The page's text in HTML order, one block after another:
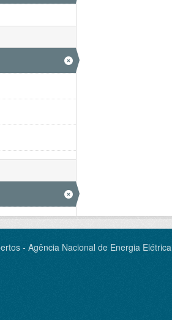
- Agência Nacional de Energia Elétrica